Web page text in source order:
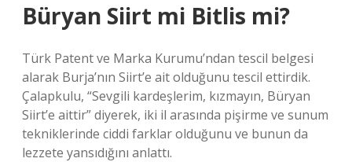
Büryan Siirt mi Bitlis mi?
Türk Patent ve Marka Kurumu’ndan tescil belgesi
alarak Burja’nın Siirt’e ait olduğunu tescil ettirdik.
Çalapkulu, “Sevgili kardeşlerim, kızmayın, Büryan
Siirt’e aittir” diyerek, iki il arasında pişirme ve sunum
tekniklerinde ciddi farklar olduğunu ve bunun da
lezzete yansıdığını anlattı.